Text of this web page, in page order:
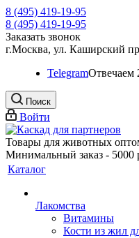
8 (495) 419-19-95
8 (495) 419-19-95
Заказать звонок
г.Москва, ул. Каширский
TelegramOтвечаем
Поиск
Войти
Товары для животных
Минимальный заказ - 5000
Каталог
Лакомства
Витамины
Кости из жил